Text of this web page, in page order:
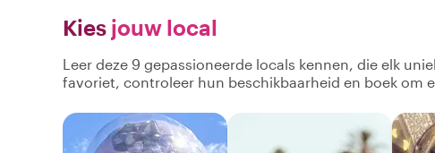
Kies jouw local
Leer deze 9 gepassioneerde locals kennen, die elk
favoriet, controleer hun beschikbaarheid en boek om